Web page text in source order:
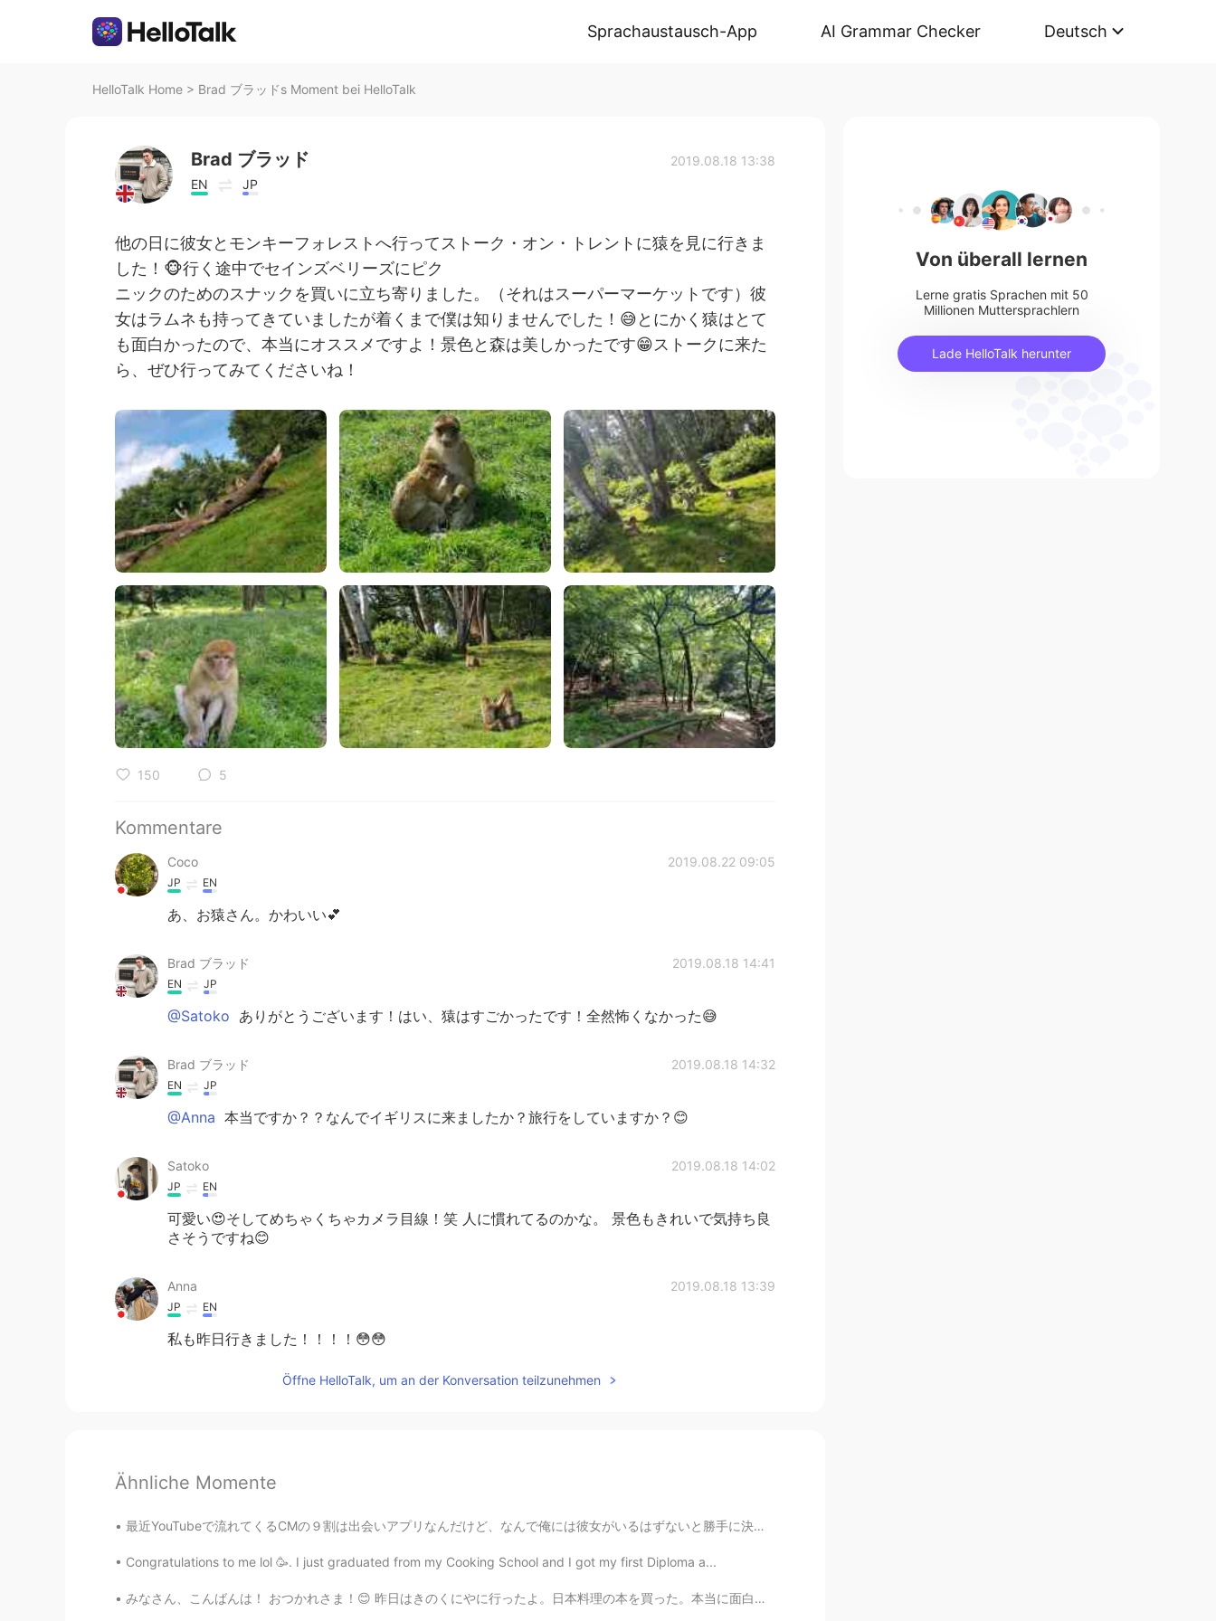
Sprachaustausch-App AI Grammar Checker Deutsch
HelloTalk Home > Brad ブラッドs Moment bei HelloTalk
Brad ブラッド
EN JP
2019.08.18 13:38
他の日に彼女とモンキーフォレストへ行ってストーク・オン・トレントに猿を見に行きま
した！🐵行く途中でセインズベリーズにピク
ニックのためのスナックを買いに立ち寄りました。（それはスーパーマーケットです）彼
女はラムネも持ってきていましたが着くまで僕は知りませんでした！😅とにかく猿はとて
も面白かったので、本当にオススメですよ！景色と森は美しかったです😁ストークに来た
ら、ぜひ行ってみてくださいね！
150 5
Kommentare
Coco 2019.08.22 09:05
JP EN
あ、お猿さん。かわいい💕
Brad ブラッド 2019.08.18 14:41
EN JP
@Satoko ありがとうございます！はい、猿はすごかったです！全然怖くなかった😅
Brad ブラッド 2019.08.18 14:32
EN JP
@Anna 本当ですか？？なんでイギリスに来ましたか？旅行をしていますか？😊
Satoko 2019.08.18 14:02
JP EN
可愛い😍そしてめちゃくちゃカメラ目線！笑 人に慣れてるのかな。 景色もきれいで気持ち良
さそうですね😊
Anna 2019.08.18 13:39
JP EN
私も昨日行きました！！！！😳😳
Öffne HelloTalk, um an der Konversation teilzunehmen
Ähnliche Momente
最近YouTubeで流れてくるCMの９割は出会いアプリなんだけど、なんで俺には彼女がいるはずないと勝手に決めつけられてるんだろう。ゲーム実況を見てるせいでYouTubeに"こいつ童貞だろう"だと...
Congratulations to me lol 🥳. I just graduated from my Cooking School and I got my first Diploma a...
みなさん、こんばんは！ おつかれさま！😊 昨日はきのくにやに行ったよ。日本料理の本を買った。本当に面白いですよ。そのあとカフェでケーキを買った。😁 今から仕事に行かなきゃいけないけどめっちゃ眠い...
Von überall lernen
Lerne gratis Sprachen mit 50
Millionen Muttersprachlern
Lade HelloTalk herunter